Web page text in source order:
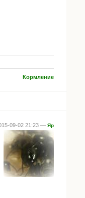
Кормление
09-02 21:23 — Яр